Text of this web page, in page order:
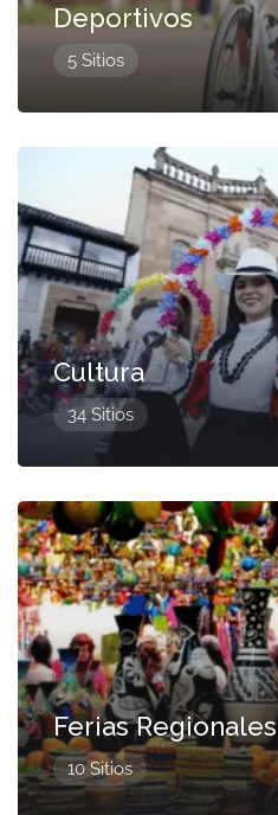
Deportivos
5 Sitios
Cultura
34 Sitios
Presentado
Ferias Regionales
10 Sitios